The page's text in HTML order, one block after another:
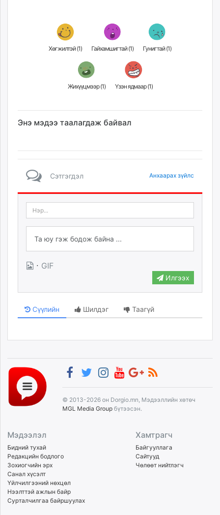
unread.today
Хөгжилтэй (1) Гайхамшигтай (1) Гунигтай (1)
Жихүүцмээр (1) Үзэн ядмаар (1)
Энэ мэдээ таалагдаж байвал
Сэтгэгдэл Анхаарах зүйлс
· GIF
Илгээх
Сүүлийн Шилдэг Таагүй
© 2013-2026 он Dorgio.mn, Мэдээллийн хөтөч
MGL Media Group бүтээсэн.
Мэдээлэл
Бидний тухай
Редакцийн бодлого
Зохиогчийн эрх
Санал хүсэлт
Үйлчилгээний нөхцөл
Нээлттэй ажлын байр
Сурталчилгаа байршуулах
Хамтрагч
Байгууллага
Сайтууд
Чөлөөт нийтлэгч